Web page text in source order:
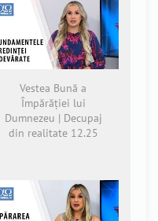
Vestea Bună a
Împărăției lui
Dumnezeu | Decupaj
din realitate 12.25